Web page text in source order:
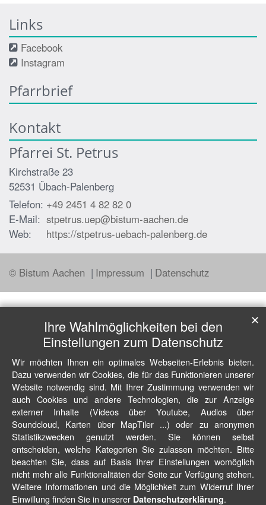
Links
Facebook
Instagram
Pfarrbrief
Kontakt
Pfarrei St. Petrus
Kirchstraße 23
52531 Übach-Palenberg
Telefon: +49 2451 4 82 82 0
E-Mail: stpetrus.uep@bistum-aachen.de
Web:
https://stpetrus-uebach-palenberg.de
© Bistum Aachen Impressum Datenschutz
Ihre Wahlmöglichkeiten bei den
Einstellungen zum Datenschutz
Wir möchten Ihnen ein optimales Webseiten-Erlebnis bieten.
Dazu verwenden wir Cookies, die für das Funktionieren unserer
Website notwendig sind. Mit Ihrer Zustimmung verwenden wir
auch Cookies und andere Technologien, die zur Anzeige
externer Inhalte (Videos über Youtube, Audios über
Soundcloud, Karten über MapTiler ...) oder zu anonymen
Statistikzwecken genutzt werden. Sie können selbst
entscheiden, welche Kategorien Sie zulassen möchten. Bitte
beachten Sie, dass auf Basis Ihrer Einstellungen womöglich
nicht mehr alle Funktionalitäten der Seite zur Verfügung stehen.
Weitere Informationen und die Möglichkeit zum Widerruf Ihrer
Einwillung finden Sie in unserer Datenschutzerklärung.
✕